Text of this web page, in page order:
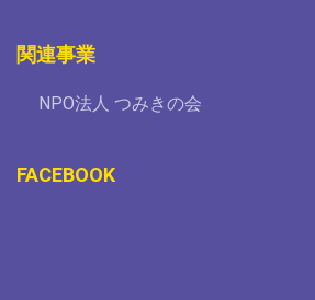
関連事業
NPO法人 つみきの会
FACEBOOK